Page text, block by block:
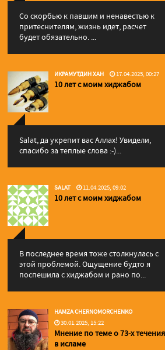
Со скорбью к павшим и ненавестью к
притеснителям, жизнь идет, расчет
будет обязательно. ...
ИКРАМУТДИН ХАН 17.04.2025, 00:27
10 лет с моим хиджабом
Salat, да укрепит вас Аллаx! Увидели,
спасибо за теплые слова :-)...
SALAT 11.04.2025, 09:02
10 лет с моим хиджабом
В последнее время тоже столкнулась с
этой проблемой. Ощущение будто я
поспешила с хиджабом и рано по...
HAMZA CHERNOMORCHENKO
30.01.2025, 15:22
Мнение по теме о 73-х
в исламе